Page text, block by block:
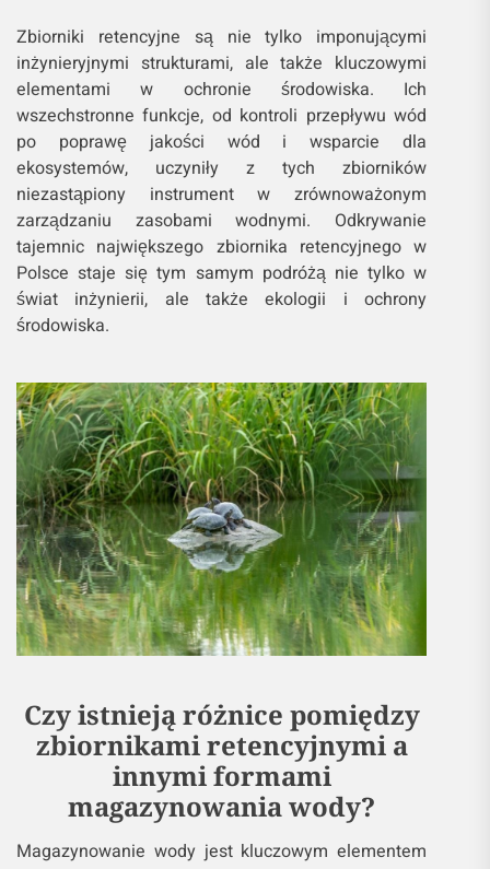
Zbiorniki retencyjne są nie tylko imponującymi
inżynieryjnymi strukturami, ale także kluczowymi
elementami w ochronie środowiska. Ich
wszechstronne funkcje, od kontroli przepływu wód
po poprawę jakości wód i wsparcie dla
ekosystemów, uczyniły z tych zbiorników
niezastąpiony instrument w zrównoważonym
zarządzaniu zasobami wodnymi. Odkrywanie
tajemnic największego zbiornika retencyjnego w
Polsce staje się tym samym podróżą nie tylko w
świat inżynierii, ale także ekologii i ochrony
środowiska.
Czy istnieją różnice pomiędzy
zbiornikami retencyjnymi a
innymi formami
magazynowania wody?
Magazynowanie wody jest kluczowym elementem